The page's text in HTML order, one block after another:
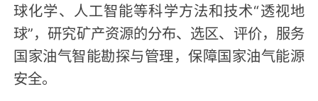
球化学、人工智能等科学方法和技术“透视地
球”，研究矿产资源的分布、选区、评价，服务
国家油气智能勘探与管理，保障国家油气能源
安全。